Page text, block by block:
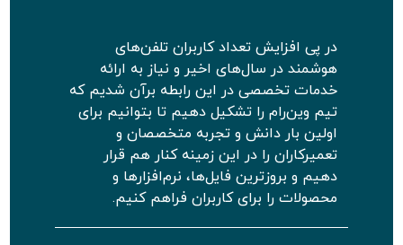
در پی افزایش تعداد کاربران تلفن‌های
هوشمند در سال‌های اخیر و نیاز به ارائه
خدمات تخصصی در این رابطه برآن شدیم که
تیم وین‌رام را تشکیل دهیم تا بتوانیم برای
اولین بار دانش و تجربه متخصصان و
تعمیرکاران را در این زمینه کنار هم قرار
دهیم و بروزترین فایل‌ها، نرم‌افزارها و
محصولات را برای کاربران فراهم کنیم.